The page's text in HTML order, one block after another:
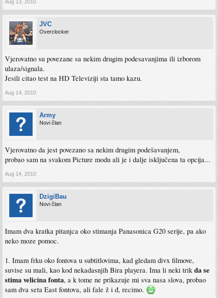
Aug 13, 2010
JVC
Overclocker
Vjerovatno su povezane sa nekim drugim podesavanjima ili izborom
ulaza/signala.
Jesili citao test na HD Televiziji sta tamo kazu.
Aug 14, 2010
Army
Novi član
Vjerovatno da jest povezano sa nekim drugim podešavanjem,
probao sam na svakom Picture modu ali je i dalje isključena ta opcija...
Aug 14, 2010
DzigiBau
Novi član
Imam dva kratka pitanjca oko stimanja Panasonica G20 serije, pa ako
neko moze pomoc.
1. Imam frku oko fontova u subtitlovima, kad gledam divx filmove,
suvise su mali, kao kod nekadasnjih Bira playera. Ima li neki trikda se
stima velicina fonta, a k tome ne prikazuje mi sva nasa slova, probao
sam dva seta East fontova, ali fale ž i đ, recimo.